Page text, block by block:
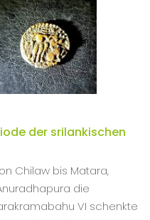
der srilankischen
Chilaw bis Matara,
die
VI schenkte